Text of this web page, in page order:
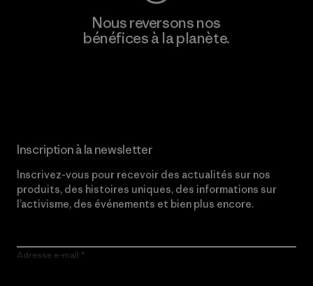
Nous reversons nos
bénéfices à la planète.
Inscription à la newsletter
Inscrivez-vous pour recevoir des actualités sur nos
produits, des histoires uniques, des informations sur
l’activisme, des événements et bien plus encore.
Adresse e-mail